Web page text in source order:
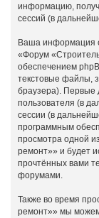
информацию,
сессий (в
Ваша информация
«Форум
обеспечением
текстовые файлы,
браузера). Первые
пользователя (в
сессии (в
программным
просмотра одной
ремонт»» и будет
прочтённых вами
форумами.
Также во время
ремонт»» мы